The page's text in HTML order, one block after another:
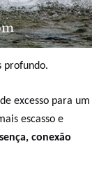
profundo.
excesso para um
escasso e
conexão